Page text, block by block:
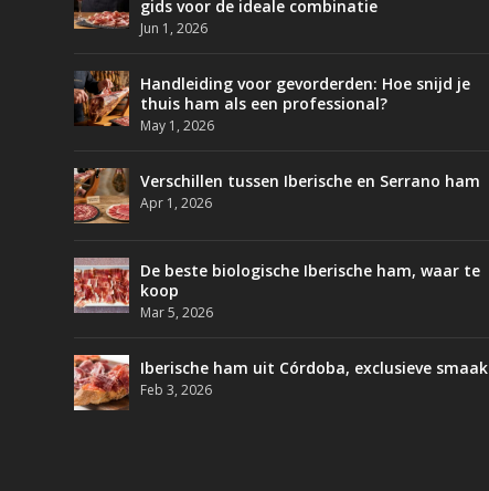
gids voor de ideale combinatie
Jun 1, 2026
Handleiding voor gevorderden: Hoe snijd je
thuis ham als een professional?
May 1, 2026
Verschillen tussen Iberische en Serrano ham
Apr 1, 2026
De beste biologische Iberische ham, waar te
koop
Mar 5, 2026
Iberische ham uit Córdoba, exclusieve smaak
Feb 3, 2026